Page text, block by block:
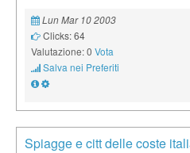
Lun Mar 10 2003
Clicks: 64
Valutazione: 0 Vota
Salva nei Preferiti
Spiagge e citt delle coste